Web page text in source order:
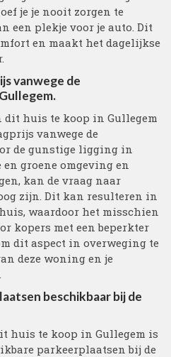
je je nooit zorgen te
een plekje voor je auto. Dit
en maakt het dagelijkse
vanwege de
dit huis te koop in Gullegem
vanwege de
de gunstige ligging in
groene omgeving en
kan de vraag naar
zijn. Dit kan resulteren in
waardoor het misschien
kopers met een beperkter
dit aspect in overweging te
deze woning en je
beschikbaar bij de
huis te koop in Gullegem is
parkeerplaatsen bij de